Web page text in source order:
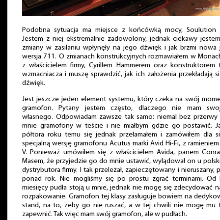
Podobna sytuacja ma miejsce z końcówką mocy, Soulution
Jestem z niej ekstremalnie zadowolony, jednak ciekawy
zmiany w zasilaniu wpłynęły na jego dźwięk i jak brzmi nowa
wersja 711. O zmianach konstrukcyjnych rozmawiałem w
z właścicielem firmy, Cyrillem Hammerem oraz konstruktorem
wzmacniacza i muszę sprawdzić, jak ich założenia przekładają
dźwięk.
Jest jeszcze jeden element systemu, który czeka na swój
gramofon. Pytany jestem często, dlaczego nie mam
własnego. Odpowiadam zawsze tak samo: niemal bez przerwy
mnie gramofony w teście i nie miałbym gdzie go postawić.
półtora roku temu się jednak przełamałem i zamówiłem dla
specjalną wersję gramofonu Acutus marki Avid Hi-Fi, z ramieniem
V. Ponieważ umówiłem się z właścicielem Avida, panem
Masem, że przyjedzie go do mnie ustawić, wylądował on u
dystrybutora firmy. I tak przeleżał, zapieczętowany i nieruszany,
ponad rok. Nie mogliśmy się po prostu zgrać terminami. Od
miesięcy pudła stoją u mnie, jednak nie mogę się zdecydować
rozpakowanie. Gramofon tej klasy zasługuje bowiem na
stand, na to, żeby go nie ruszać, a w tej chwili nie mogę mu
zapewnić. Tak więc mam swój gramofon, ale w pudłach.